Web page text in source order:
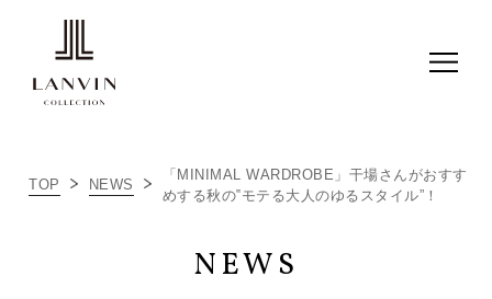
TOP NEWS
「MINIMAL WARDROBE」干場さんがおすす
めする秋の‟モテる大人のゆるスタイル”！
NEWS